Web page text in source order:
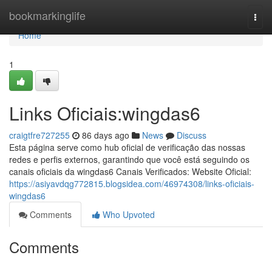
bookmarkinglife
Home
Home
1
Links Oficiais:wingdas6
craigtfre727255 86 days ago News
Discuss
Esta página serve como hub oficial de verificação das nossas
redes e perfis externos, garantindo que você está seguindo os
canais oficiais da wingdas6 Canais Verificados: Website Oficial:
https://asiyavdqg772815.blogsidea.com/46974308/links-oficiais-
wingdas6
Comments
Who Upvoted
Comments